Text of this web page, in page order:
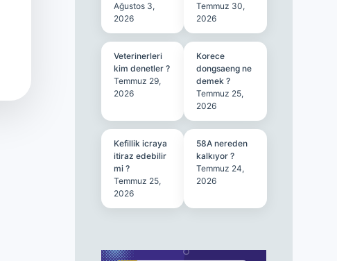
Ağustos 3,
2026
Temmuz 30,
2026
Veterinerleri
kim denetler ?
Temmuz 29,
2026
Korece
dongsaeng ne
demek ?
Temmuz 25,
2026
Kefillik icraya
itiraz edebilir
mi ?
Temmuz 25,
2026
58A nereden
kalkıyor ?
Temmuz 24,
2026